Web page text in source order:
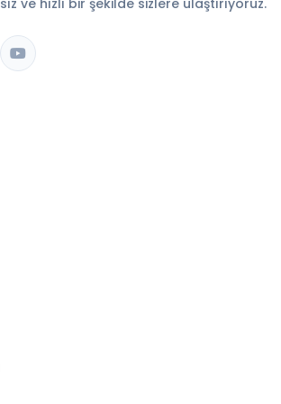
ve hızlı bir şekilde sizlere ulaştırıyoruz.